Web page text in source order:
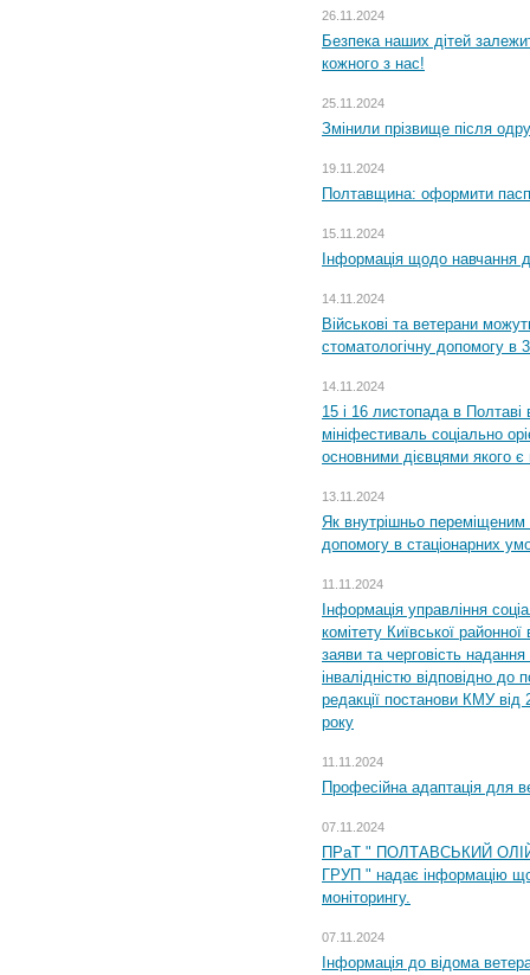
26.11.2024
Безпека наших дітей
кожного з нас!
25.11.2024
Змінили прізвище після
19.11.2024
Полтавщина: оформити
15.11.2024
Інформація щодо навчання
14.11.2024
Військові та ветерани
стоматологічну допомогу в
14.11.2024
15 і 16 листопада в
мініфестиваль соціально
основними дієвцями якого є
13.11.2024
Як внутрішньо переміщеним
допомогу в стаціонарних
11.11.2024
Інформація управління
комітету Київської
заяви та черговість надання
інвалідністю відповідно
редакції постанови КМУ
року
11.11.2024
Професійна адаптація для
07.11.2024
ПРаТ " ПОЛТАВСЬКИЙ
ГРУП " надає інформацію
моніторингу.
07.11.2024
Інформація до відома